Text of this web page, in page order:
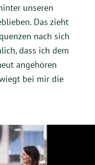
unseren
Das zieht
nach sich
dass ich dem
angehören
bei mir die